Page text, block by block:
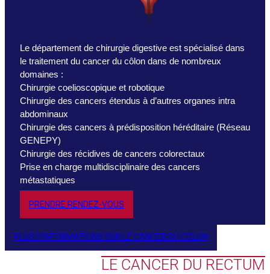
Le département de chirurgie digestive est spécialisé dans
le traitement du cancer du côlon dans de nombreux
domaines :
Chirurgie coelioscopique et robotique
Chirurgie des cancers étendus à d’autres organes intra
abdominaux
Chirurgie des cancers à prédisposition héréditaire (Réseau
GENEPY)
Chirurgie des récidives de cancers colorectaux
Prise en charge multidisciplinaire des cancers
métastatiques
PRENDRE RENDEZ-VOUS
PLUS D'INFORMATIONS SUR LE CANCER DU CÔLON
LE CANCER DU RECTUM